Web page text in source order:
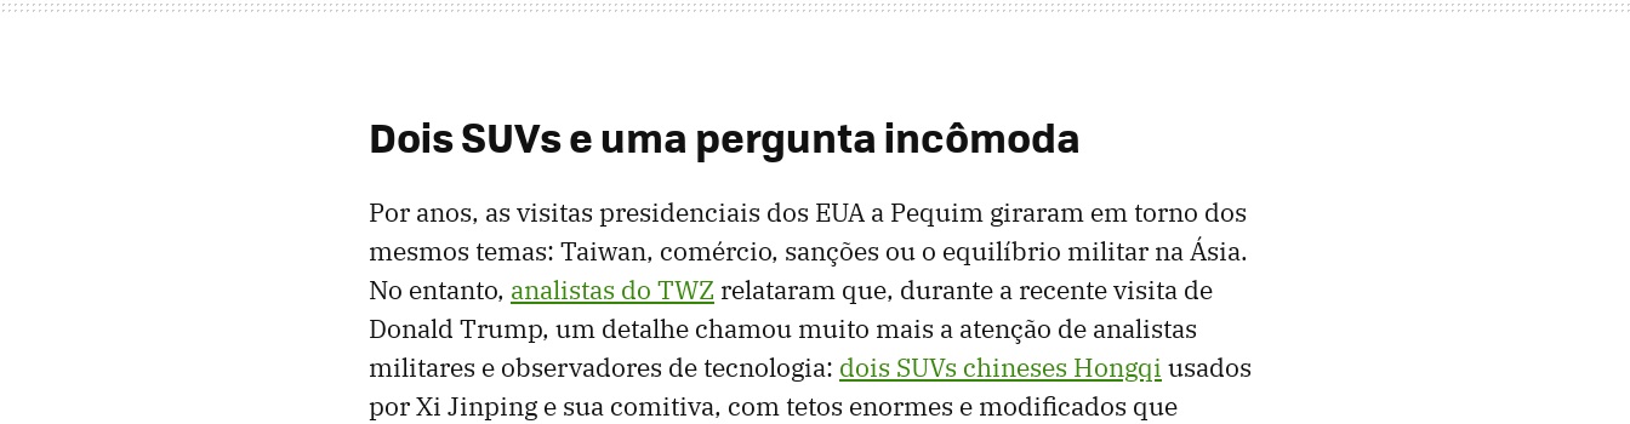
Dois SUVs e uma pergunta incômoda
Por anos, as visitas presidenciais dos EUA a Pequim giraram em torno dos
mesmos temas: Taiwan, comércio, sanções ou o equilíbrio militar na Ásia.
No entanto, analistas do TWZ relataram que, durante a recente visita de
Donald Trump, um detalhe chamou muito mais a atenção de analistas
militares e observadores de tecnologia: dois SUVs chineses Hongqi usados ​​
por Xi Jinping e sua comitiva, com tetos enormes e modificados que